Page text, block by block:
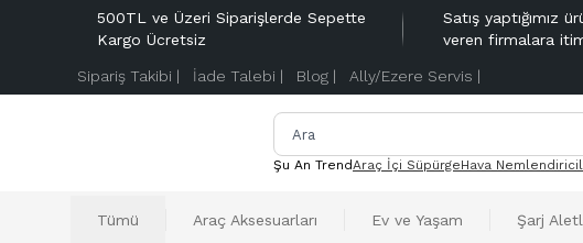
500TL ve Üzeri Siparişlerde Sepette
Kargo Ücretsiz
Satış yaptığımız
veren firmalara
Sipariş Takibi | İade Talebi | Blog | Ally/Ezere Servis |
Şu An TrendAraç İçi SüpürgeHava
Tümü Araç Aksesuarları Ev ve Yaşam Şarj